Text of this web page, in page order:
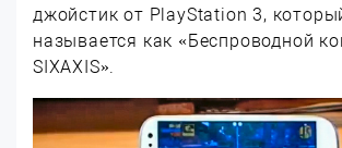
джойстик от PlayStation 3,
называется как «Беспроводной
SIXAXIS».